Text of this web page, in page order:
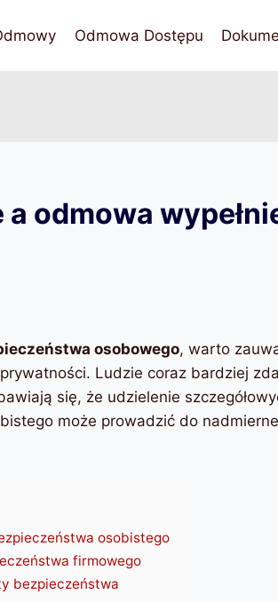
Odmowa Dostępu
odmowa
osobowego, warto
Ludzie coraz bardziej
się, że udzielenie
może prowadzić do
osobistego
firmowego
bezpieczeństwa